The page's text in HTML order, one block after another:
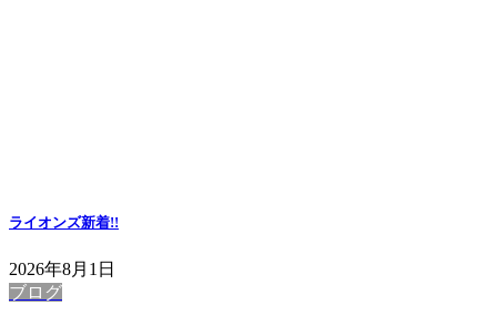
ライオンズ新着!!
2026年8月1日
ブログ